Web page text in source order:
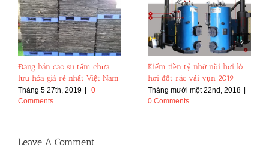
Đang bán cao su tấm chưa
lưu hóa giá rẻ nhất Việt Nam
Tháng 5 27th, 2019
0
Comments
Kiếm tiền tỷ nhờ nồi hơi lò
hơi đốt rác vải vụn 2019
Tháng mười một 22nd, 2018
0 Comments
Leave A Comment